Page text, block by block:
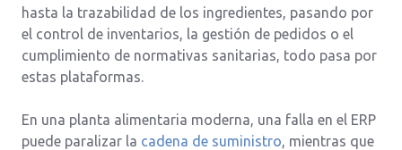
hasta la trazabilidad de los ingredientes, pasando por
el control de inventarios, la gestión de pedidos o el
cumplimiento de normativas sanitarias, todo pasa por
estas plataformas.
En una planta alimentaria moderna, una falla en el ERP
puede paralizar la cadena de suministro, mientras que